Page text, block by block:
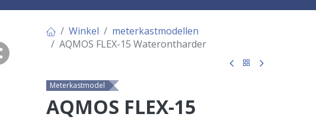
Winkel
meterkastmodellen
AQMOS FLEX-15 Waterontharder
Meterkastmodel
AQMOS FLEX-15